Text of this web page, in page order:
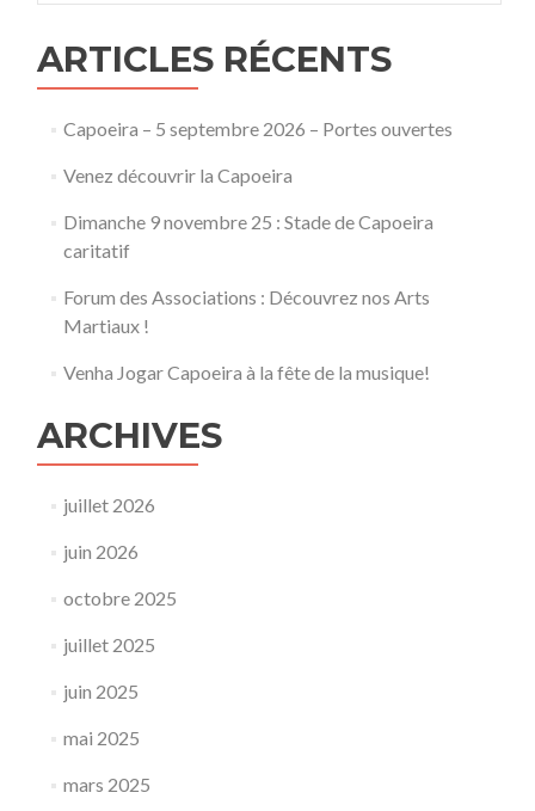
ARTICLES RÉCENTS
Capoeira – 5 septembre 2026 – Portes ouvertes
Venez découvrir la Capoeira
Dimanche 9 novembre 25 : Stade de Capoeira
caritatif
Forum des Associations : Découvrez nos Arts
Martiaux !
Venha Jogar Capoeira à la fête de la musique!
ARCHIVES
juillet 2026
juin 2026
octobre 2025
juillet 2025
juin 2025
mai 2025
mars 2025